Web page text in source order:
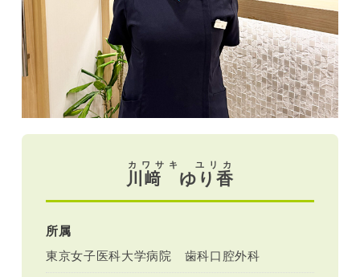
川﨑 ゆり香
カワサキ ユリカ
所属
東京女子医科大学病院 歯科口腔外科